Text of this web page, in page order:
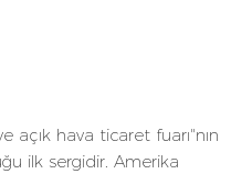
açık hava ticaret fuarı"nın
ilk sergidir. Amerika